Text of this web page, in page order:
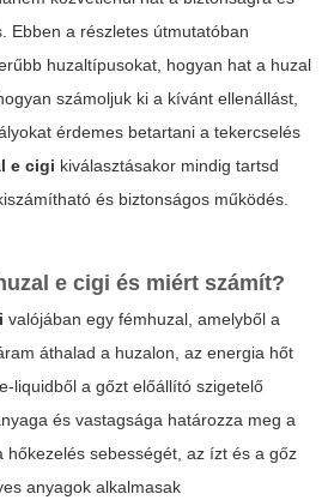
Ebben a részletes útmutatóban
huzaltípusokat, hogyan hat a huzal
számoljuk ki a kívánt ellenállást,
érdemes betartani a tekercselés
e cigi kiválasztásakor mindig tartsd
és biztonságos működés.
e cigi és miért számít?
valójában egy fémhuzal, amelyből a
áthalad a huzalon, az energia hőt
liquidből a gőzt előállító szigetelő
és vastagsága határozza meg a
hőkezelés sebességét, az ízt és a gőz
anyagok alkalmasak